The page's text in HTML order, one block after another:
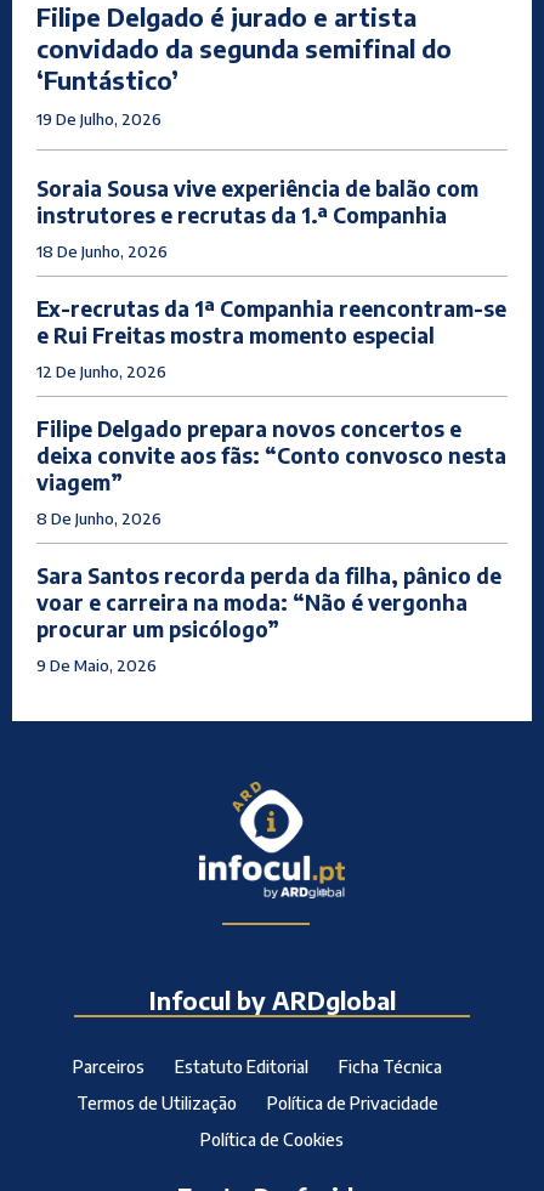
Filipe Delgado é jurado e artista
convidado da segunda semifinal do
‘Funtástico’
19 De Julho, 2026
Soraia Sousa vive experiência de balão com
instrutores e recrutas da 1.ª Companhia
18 De Junho, 2026
Ex-recrutas da 1ª Companhia reencontram-se
e Rui Freitas mostra momento especial
12 De Junho, 2026
Filipe Delgado prepara novos concertos e
deixa convite aos fãs: “Conto convosco nesta
viagem”
8 De Junho, 2026
Sara Santos recorda perda da filha, pânico de
voar e carreira na moda: “Não é vergonha
procurar um psicólogo”
9 De Maio, 2026
Infocul by ARDglobal
Parceiros Estatuto Editorial
Ficha Técnica
Termos de Utilização
Política de Privacidade
Política de Cookies